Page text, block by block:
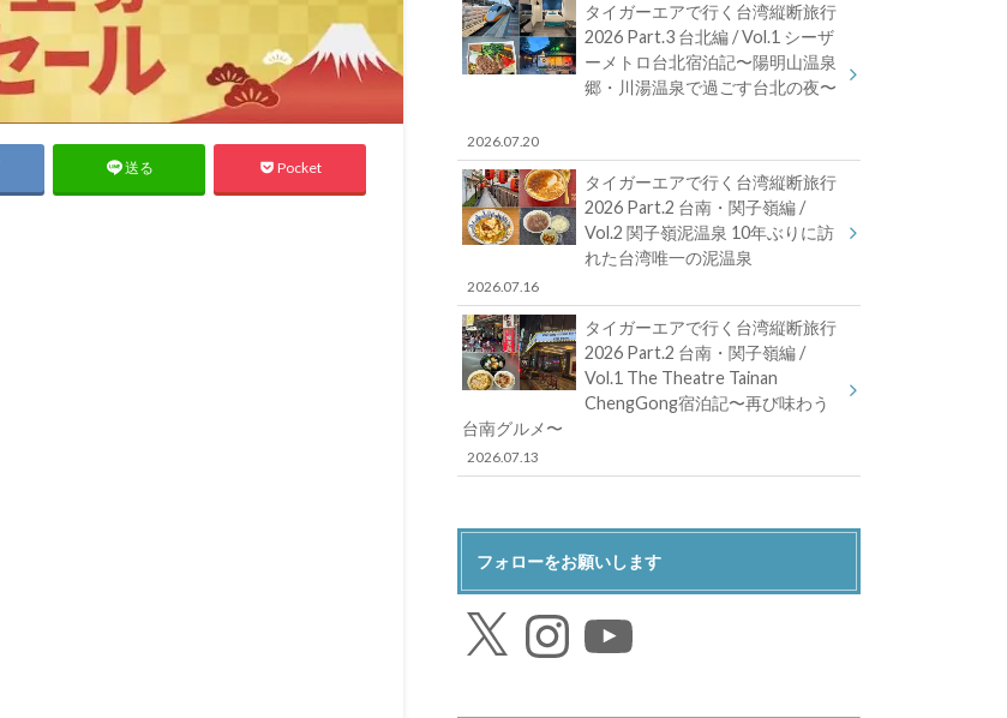
送る Pocket
タイガーエアで行く台湾縦断旅行
2026 Part.3 台北編 / Vol.1 シーザ
ーメトロ台北宿泊記〜陽明山温泉
郷・川湯温泉で過ごす台北の夜〜
2026.07.20
タイガーエアで行く台湾縦断旅行
2026 Part.2 台南・関子嶺編 /
Vol.2 関子嶺泥温泉 10年ぶりに訪
れた台湾唯一の泥温泉
2026.07.16
タイガーエアで行く台湾縦断旅行
2026 Part.2 台南・関子嶺編 /
Vol.1 The Theatre Tainan
ChengGong宿泊記〜再び味わう
台南グルメ〜
2026.07.13
フォローをお願いします
Instagram